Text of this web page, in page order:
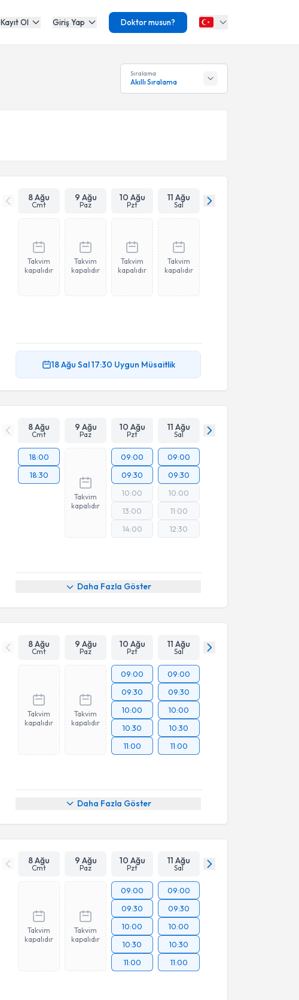
Kayıt Ol Giriş Yap Doktor musun?
Sıralama
Akıllı Sıralama
8 Ağu
Cmt
9 Ağu
Paz
10 Ağu
Pzt
11 Ağu
Sal
Takvim
kapalıdır
Takvim
kapalıdır
Takvim
kapalıdır
Takvim
kapalıdır
18 Ağu Sal17:30 Uygun Müsaitlik
8 Ağu
Cmt
9 Ağu
Paz
10 Ağu
Pzt
11 Ağu
Sal
18:00
18:30
Takvim
kapalıdır
09:00
09:30
10:00
13:00
14:00
09:00
09:30
10:00
11:00
12:30
Daha Fazla Göster
8 Ağu
Cmt
9 Ağu
Paz
10 Ağu
Pzt
11 Ağu
Sal
Takvim
kapalıdır
Takvim
kapalıdır
09:00
09:30
10:00
10:30
11:00
09:00
09:30
10:00
10:30
11:00
Daha Fazla Göster
8 Ağu
Cmt
9 Ağu
Paz
10 Ağu
Pzt
11 Ağu
Sal
Takvim
kapalıdır
Takvim
kapalıdır
09:00
09:30
10:00
10:30
11:00
09:00
09:30
10:00
10:30
11:00